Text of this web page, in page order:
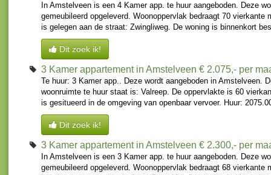
In Amstelveen is een 4 Kamer app. te huur aangeboden. Deze
gemeubileerd opgeleverd. Woonoppervlak bedraagt 70 vierkante
is gelegen aan de straat: Zwingliweg. De woning is binnenkort
Dit zoek ik!
3 Kamer appartement in Amstelveen € 2.075,- per
Te huur: 3 Kamer app.. Deze wordt aangeboden in Amstelveen.
woonruimte te huur staat is: Valreep. De oppervlakte is 60
is gesitueerd in de omgeving van openbaar vervoer. Huur:
Dit zoek ik!
3 Kamer appartement in Amstelveen € 2.300,- per
In Amstelveen is een 3 Kamer app. te huur aangeboden. Deze
gemeubileerd opgeleverd. Woonoppervlak bedraagt 68 vierkante